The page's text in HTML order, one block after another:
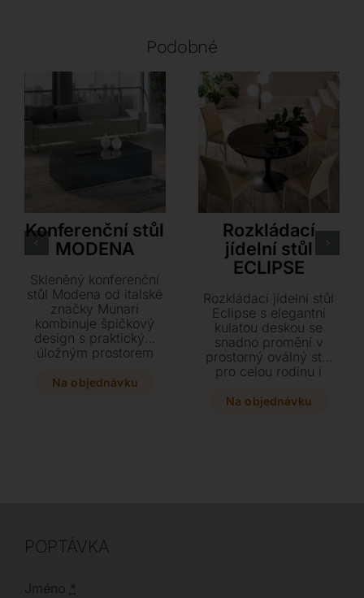
Podobné
Konferenční stůl
MODENA
Skleněný konferenční
stůl Modena od italské
značky Munari
kombinuje špičkový
design s praktickým
úložným prostorem
stran. Vyberte si z
městem Modena.
Na objednávku
Rozkládací
jídelní stůl
ECLIPSE
Rozkládací jídelní stůl
Eclipse s elegantní
kulatou deskou se
snadno promění v
prostorný oválný stůl
pro celou rodinu i
bohaté nabídky
Na objednávku
POPTÁVKA
Jméno *